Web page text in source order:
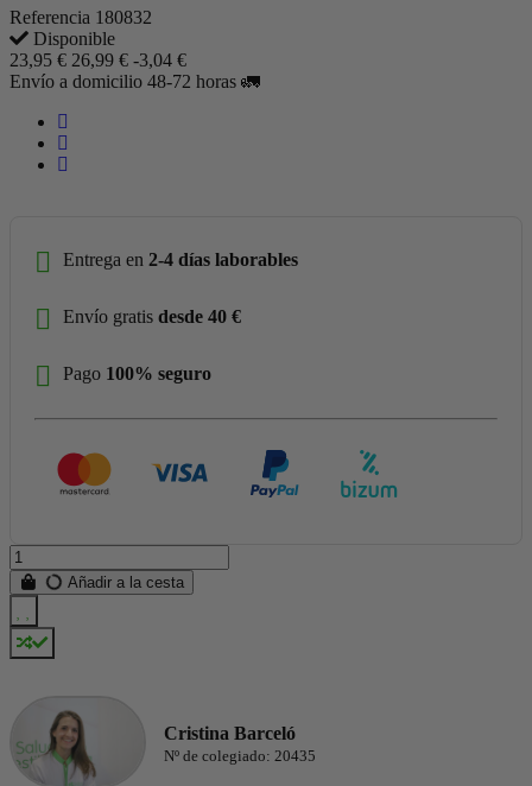
Referencia 180832
Disponible
23,95 € 26,99 € -3,04 €
Envío a domicilio 48-72 horas 🚛
Entrega en 2-4 días laborables
Envío gratis desde 40 €
Pago 100% seguro
Añadir a la cesta
Cristina Barceló
Nº de colegiado: 20435